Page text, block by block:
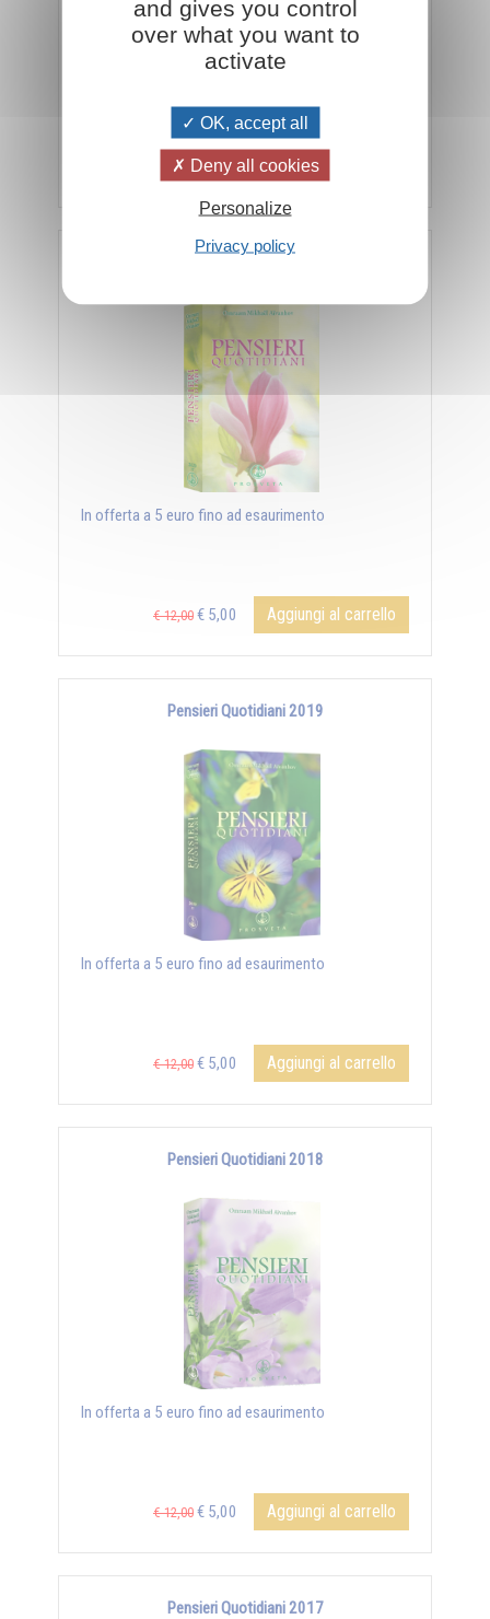
In offerta a 5 euro fino ad esaurimento
€ 12,00€ 5,00 Aggiungi al carrello
In offerta a 5 euro fino ad esaurimento
€ 12,00 € 5,00 Aggiungi al carrello
Pensieri Quotidiani 2019
In offerta a 5 euro fino ad esaurimento
€ 12,00 € 5,00 Aggiungi al carrello
Pensieri Quotidiani 2018
In offerta a 5 euro fino ad esaurimento
€ 12,00 € 5,00 Aggiungi al carrello
Pensieri Quotidiani 2017
and gives you control
over what you want to
activate
OK, accept all
Deny all cookies
Personalize
Privacy policy